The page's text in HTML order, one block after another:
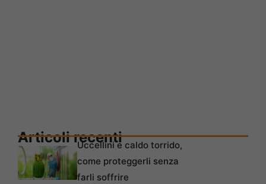
Articoli recentiUccellini e caldo torrido,
come proteggerli senza
farli soffrire